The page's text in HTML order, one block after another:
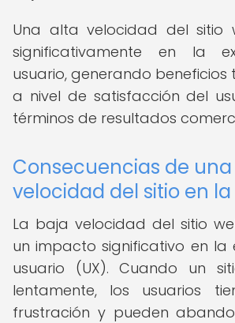
Una alta velocidad del sitio
significativamente en la
usuario, generando
a nivel de satisfacción del
términos de resultados
Consecuencias de
velocidad del sitio en la
La baja velocidad del sitio
un impacto significativo en la
usuario (UX). Cuando un
lentamente, los usuarios
frustración y pueden